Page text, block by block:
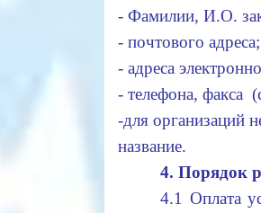
- Фамилии, И.О.
- почтового адреса;
- адреса
- телефона, факса
-для организаций
название.
4. Порядок
4.1 Оплата